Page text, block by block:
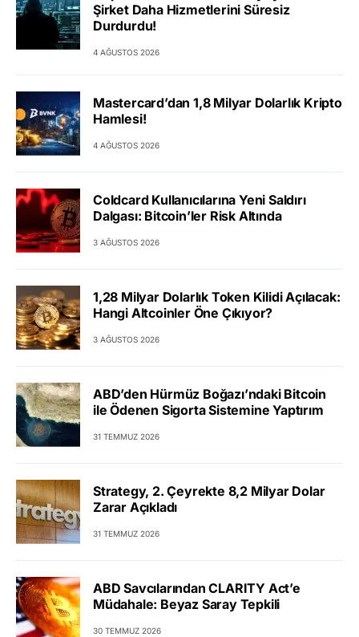
Şirket Daha Hizmetlerini Süresiz
Durdurdu!
4 AĞUSTOS 2026
Mastercard’dan 1,8 Milyar Dolarlık Kripto
Hamlesi!
4 AĞUSTOS 2026
Coldcard Kullanıcılarına Yeni Saldırı
Dalgası: Bitcoin’ler Risk Altında
3 AĞUSTOS 2026
1,28 Milyar Dolarlık Token Kilidi Açılacak:
Hangi Altcoinler Öne Çıkıyor?
3 AĞUSTOS 2026
ABD’den Hürmüz Boğazı’ndaki Bitcoin
ile Ödenen Sigorta Sistemine Yaptırım
31 TEMMUZ 2026
Strategy, 2. Çeyrekte 8,2 Milyar Dolar
Zarar Açıkladı
31 TEMMUZ 2026
ABD Savcılarından CLARITY Act’e
Müdahale: Beyaz Saray Tepkili
30 TEMMUZ 2026